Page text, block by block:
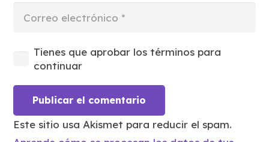
Tienes que aprobar los términos para
continuar
Publicar el comentario
Este sitio usa Akismet para reducir el spam.